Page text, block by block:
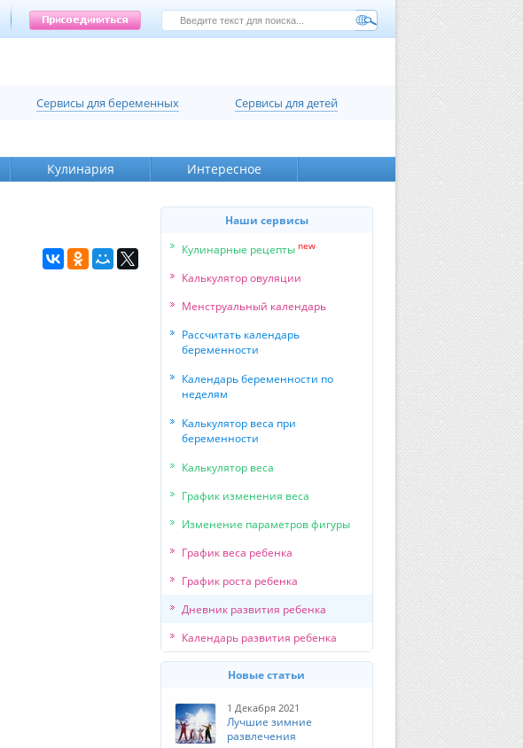
Cервисы для беременных Сервисы для детей
Кулинария Интересное
Наши сервисы
Кулинарные рецепты new
Калькулятор овуляции
Менструальный календарь
Рассчитать календарь
беременности
Календарь беременности по
неделям
Калькулятор веса при
беременности
Калькулятор веса
График изменения веса
Изменение параметров фигуры
График веса ребенка
График роста ребенка
Дневник развития ребенка
Календарь развития ребенка
Новые статьи
1 Декабря 2021
Лучшие зимние
развлечения